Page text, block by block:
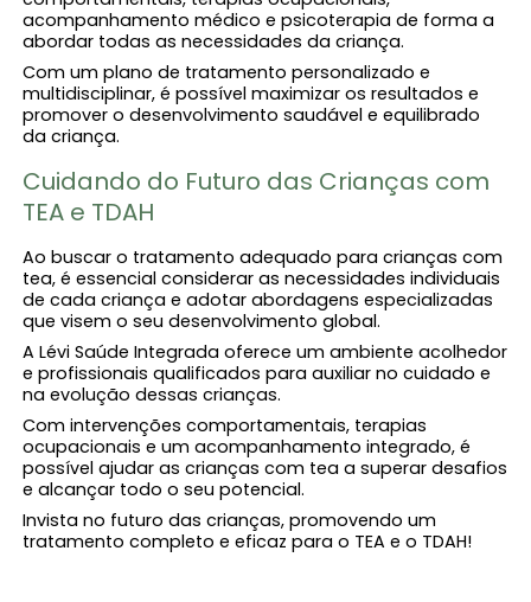
acompanhamento médico e psicoterapia de forma a
abordar todas as necessidades da criança.
Com um plano de tratamento personalizado e
multidisciplinar, é possível maximizar os resultados e
promover o desenvolvimento saudável e equilibrado
da criança.
Cuidando do Futuro das Crianças com
TEA e TDAH
Ao buscar o tratamento adequado para crianças com
tea, é essencial considerar as necessidades individuais
de cada criança e adotar abordagens especializadas
que visem o seu desenvolvimento global.
A Lévi Saúde Integrada oferece um ambiente acolhedor
e profissionais qualificados para auxiliar no cuidado e
na evolução dessas crianças.
Com intervenções comportamentais, terapias
ocupacionais e um acompanhamento integrado, é
possível ajudar as crianças com tea a superar desafios
e alcançar todo o seu potencial.
Invista no futuro das crianças, promovendo um
tratamento completo e eficaz para o TEA e o TDAH!